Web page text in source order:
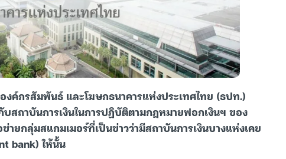
ค์กรสัมพันธ์ และโฆษกธนาคารแห่งประเทศไทย (ธปท.)
สถาบันการเงินในการปฏิบัติตามกฎหมายฟอกเงินฯ ของ
ายกลุ่มสแกมเมอร์ที่เป็นข่าวว่ามีสถาบันการเงินบางแห่งเคย
bank) ให้นั้น